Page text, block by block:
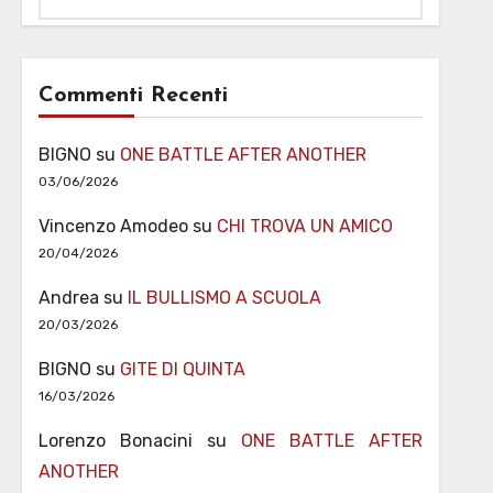
Commenti Recenti
BIGNO su ONE BATTLE AFTER ANOTHER
03/06/2026
Vincenzo Amodeosu CHI TROVA UN AMICO
20/04/2026
Andrea su IL BULLISMO A SCUOLA
20/03/2026
BIGNO su GITE DI QUINTA
16/03/2026
Lorenzo Bonacini su ONE BATTLE AFTER
ANOTHER